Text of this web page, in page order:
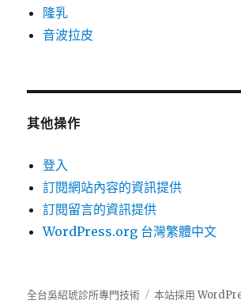
隆乳
音波拉皮
其他操作
登入
訂閱網站內容的資訊提供
訂閱留言的資訊提供
WordPress.org 台灣繁體中文
全台吳紹琥診所專門技術 本站採用